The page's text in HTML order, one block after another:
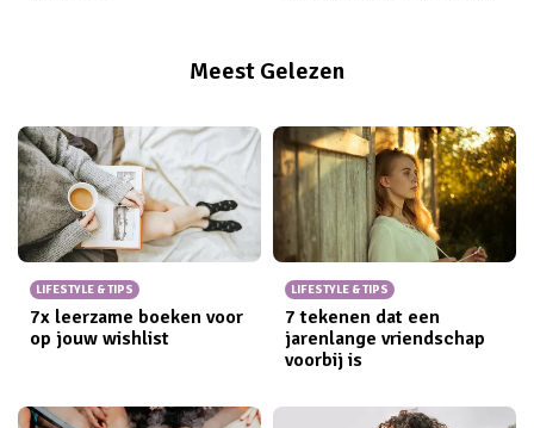
Meest Gelezen
LIFESTYLE & TIPS
7x leerzame boeken voor
op jouw wishlist
LIFESTYLE & TIPS
7 tekenen dat een
jarenlange vriendschap
voorbij is